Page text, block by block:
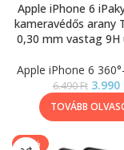
Apple iPhone 6
kameravédős arany
0,30 mm vastag 9H
Apple iPhone 6
6.490Ft 3.990
TOVÁBB
-39%